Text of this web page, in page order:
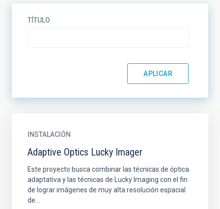
TÍTULO
INSTALACIÓN
Adaptive Optics Lucky Imager
Este proyecto busca combinar las técnicas de óptica
adaptativa y las técnicas de Lucky Imaging con el fin
de lograr imágenes de muy alta resolución espacial
de...